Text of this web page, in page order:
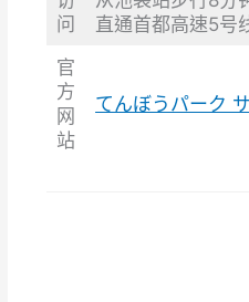
问
直通首都高速5号
官
方
网
站
てんぼうパーク